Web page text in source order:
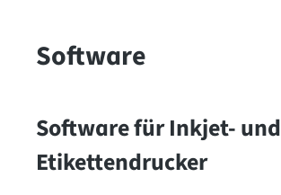
Software
Software für Inkjet- und
Etikettendrucker